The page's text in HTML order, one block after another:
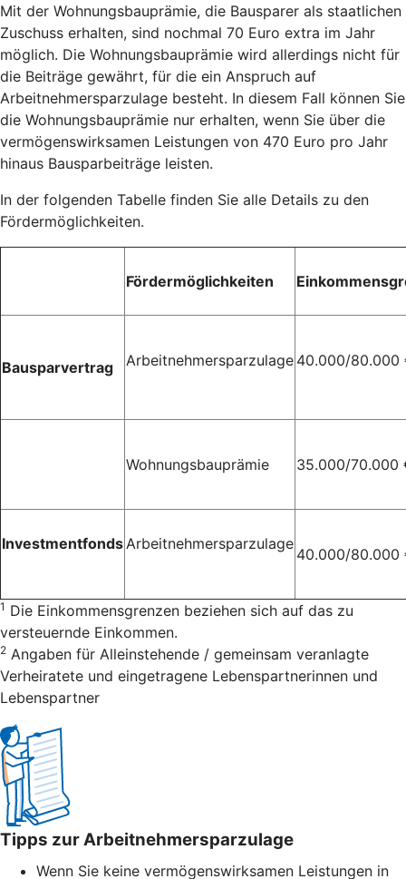
Mit der Wohnungsbauprämie, die Bausparer als staatlichen
Zuschuss erhalten, sind nochmal 70 Euro extra im Jahr
möglich. Die Wohnungsbauprämie wird allerdings nicht für
die Beiträge gewährt, für die ein Anspruch auf
Arbeitnehmersparzulage besteht. In diesem Fall können Sie
die Wohnungsbauprämie nur erhalten, wenn Sie über die
vermögenswirksamen Leistungen von 470 Euro pro Jahr
hinaus Bausparbeiträge leisten.
In der folgenden Tabelle finden Sie alle Details zu den
Fördermöglichkeiten.
Fördermöglichkeiten
Bausparvertrag Arbeitnehmersparzulage 40.000/80.000
Wohnungsbauprämie 35.000/70.000
Investmentfonds Arbeitnehmersparzulage
40.000/80.000
1 Die Einkommensgrenzen beziehen sich auf das zu
versteuernde Einkommen.
2 Angaben für Alleinstehende / gemeinsam veranlagte
Verheiratete und eingetragene Lebenspartnerinnen und
Lebenspartner
Tipps zur Arbeitnehmersparzulage
Wenn Sie keine vermögenswirksamen Leistungen in